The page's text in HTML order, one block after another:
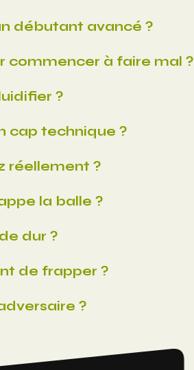
débutant avancé ?
commencer à faire mal ?
?
cap technique ?
réellement ?
la balle ?
dur ?
de frapper ?
?